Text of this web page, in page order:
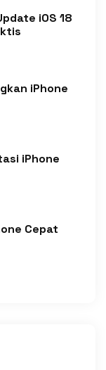
iOS 18
iPhone
iPhone
Cepat